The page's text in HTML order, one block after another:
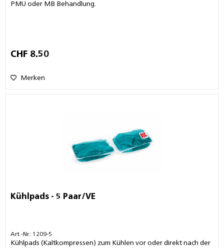
PMU oder MB Behandlung.
CHF 8.50
Merken
Kühlpads - 5 Paar/VE
Art.-Nr.: 1209-5
Kühlpads (Kaltkompressen) zum Kühlen vor oder direkt nach der